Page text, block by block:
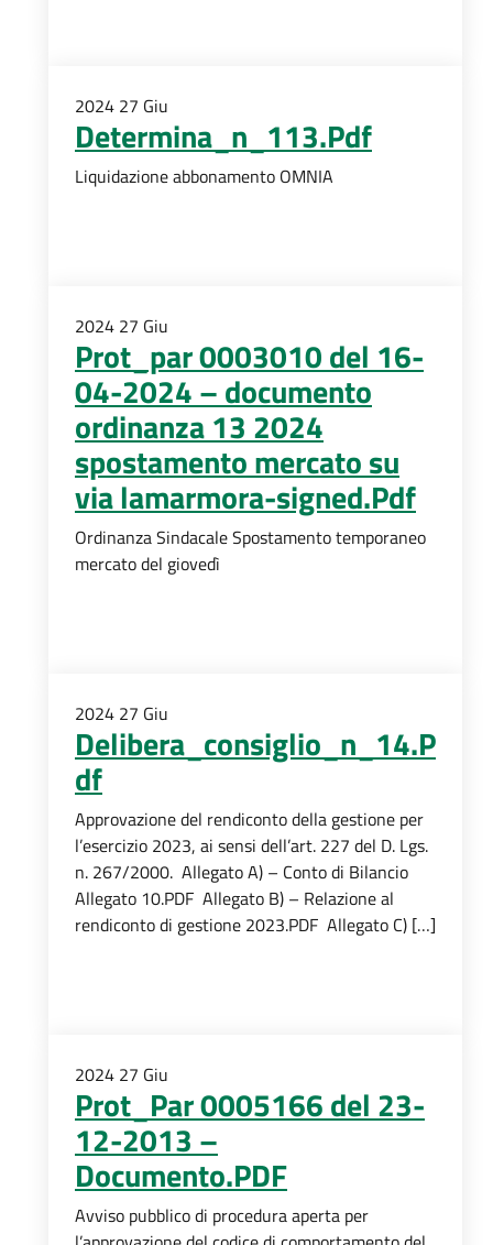
2024 27 Giu
Determina_n_113.Pdf
Liquidazione abbonamento OMNIA
2024 27 Giu
Prot_par 0003010 del 16-
04-2024 – documento
ordinanza 13 2024
spostamento mercato su
via lamarmora-signed.Pdf
Ordinanza Sindacale Spostamento temporaneo
mercato del giovedì
2024 27 Giu
Delibera_consiglio_n_14.P
df
Approvazione del rendiconto della gestione per
l’esercizio 2023, ai sensi dell’art. 227 del D. Lgs.
n. 267/2000. Allegato A) – Conto di Bilancio
Allegato 10.PDF Allegato B) – Relazione al
rendiconto di gestione 2023.PDF Allegato C) […]
2024 27 Giu
Prot_Par 0005166 del 23-
12-2013 –
Documento.PDF
Avviso pubblico di procedura aperta per